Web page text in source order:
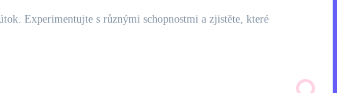
Experimentujte s různými schopnostmi a zjistěte, které